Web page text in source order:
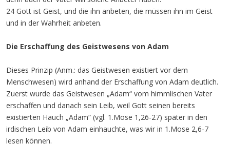
24 Gott ist Geist, und die ihn anbeten, die müssen ihn im Geist
und in der Wahrheit anbeten.
Die Erschaffung des Geistwesens von Adam
Dieses Prinzip (Anm.: das Geistwesen existiert vor dem
Menschwesen) wird anhand der Erschaffung von Adam deutlich.
Zuerst wurde das Geistwesen „Adam“ vom himmlischen Vater
erschaffen und danach sein Leib, weil Gott seinen bereits
existierten Hauch „Adam“ (vgl. 1.Mose 1,26-27) später in den
irdischen Leib von Adam einhauchte, was wir in 1.Mose 2,6-7
lesen können.